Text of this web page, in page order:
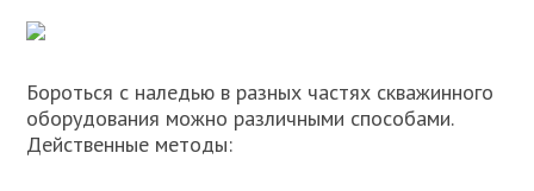
Бороться с наледью в разных частях скважинного
оборудования можно различными способами.
Действенные методы: